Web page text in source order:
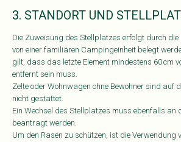
3. STANDORT UND
Die Zuweisung des Stellplatzes erfolgt durch
von einer familiären Campingeinheit belegt
gilt, dass das letzte Element mindestens 60 cm
entfernt sein muss.
Zelte oder Wohnwagen ohne Bewohner sind auf
nicht gestattet.
Ein Wechsel des Stellplatzes muss ebenfalls an
beantragt werden.
Um den Rasen zu schützen, ist die Verwendung